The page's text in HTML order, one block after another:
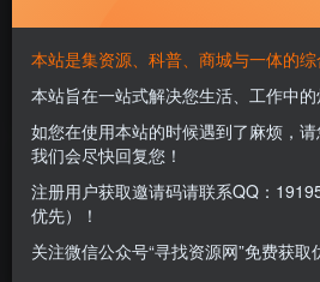
36.8k Stars
付费资源 5
25天前
免费协作解决
29天前
本站是集资源、科普、商城与一体的
本站旨在一站式解决您生活、工作中的
如您在使用本站的时候遇到了麻烦，
我们会尽快回复您！
注册用户获取邀请码请联系QQ：
优先）！
关注微信公众号“寻找资源网”免费获取